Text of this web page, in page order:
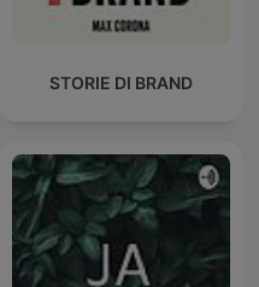
STORIE DI BRAND